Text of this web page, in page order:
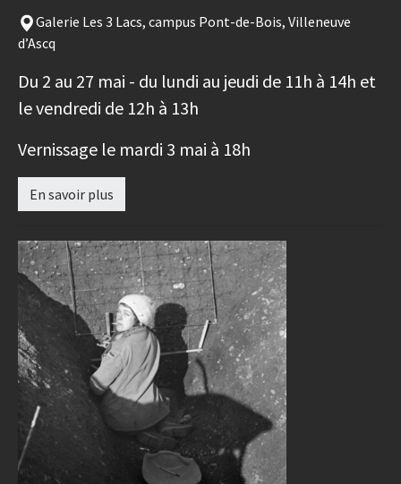
Galerie Les 3 Lacs, campus Pont-de-Bois, Villeneuve
d’Ascq
Du 2 au 27 mai - du lundi au jeudi de 11h à 14h et
le vendredi de 12h à 13h
Vernissage le mardi 3 mai à 18h
En savoir plus